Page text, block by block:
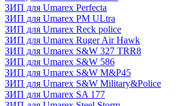
ЗИП для Umarex Perfecta
ЗИП для Umarex PM ULtra
ЗИП для Umarex Reck police
ЗИП для Umarex Ruger Air Hawk
ЗИП для Umarex S&W 327 TRR8
ЗИП для Umarex S&W 586
ЗИП для Umarex S&W M&P45
ЗИП для Umarex S&W Military&Police
ЗИП для Umarex SA 177